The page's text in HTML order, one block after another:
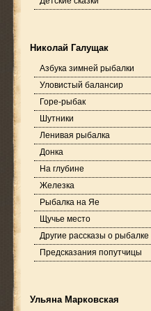
Николай Галущак
Азбука зимней рыбалки
Уловистый балансир
Горе-рыбак
Шутники
Ленивая рыбалка
Донка
На глубине
Железка
Рыбалка на Яе
Щучье место
Другие рассказы о рыбалке
Предсказания попутчицы
Ульяна Марковская